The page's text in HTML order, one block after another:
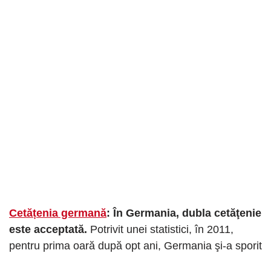
Cetățenia germană: În Germania, dubla cetăţenie
este acceptată. Potrivit unei statistici, în 2011,
pentru prima oară după opt ani, Germania şi-a sporit